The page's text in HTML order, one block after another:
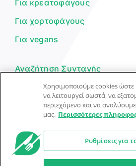
Για κρεατοφάγους
Για χορτοφάγους
Για vegans
Αναζήτηση Συνταγής
Υποβολή Συνταγής
Φόρμα Επικοινωνίας
© Dorpon • Μηχανή αναζήτησης
Χρησιμοποιούμε cookies ώστε
να λειτουργεί σωστά, να
περιεχόμενο και να
μας. Περισσότερες
Ρυθμίσεις για